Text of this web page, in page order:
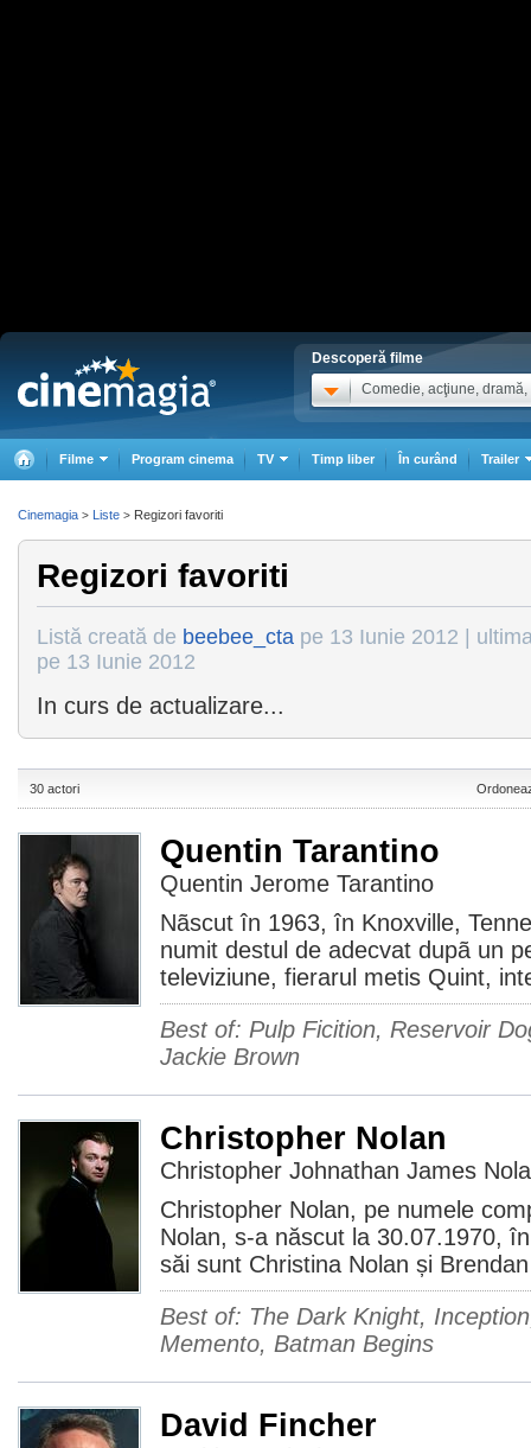
Descoperă filme
Comedie, acţiune, dramă,
Filme Program cinema TV Timp liber În curând Trailer
Regizori favoriti
Listă creată de beebee_cta pe 13 Iunie 2012 |
pe 13 Iunie 2012
In curs de actualizare...
30 actori
Quentin Tarantino
Quentin Jerome Tarantino
Nãscut în 1963, în Knoxville,
numit destul de adecvat dupã un
televiziune, fierarul metis Quint,
Best of: Pulp Ficition, Reservoir
Jackie Brown
Christopher Nolan
Christopher Johnathan James
Christopher Nolan, pe numele
Nolan, s-a născut la 30.07.1970,
săi sunt Christina Nolan și
Best of: The Dark Knight,
Memento, Batman Begins
David Fincher
Cinemagia > Liste > Regizori favoriti